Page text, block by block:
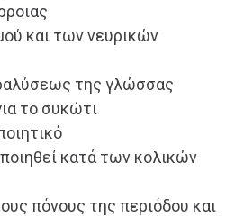
και των νευρικών
της γλώσσας
το συκώτι
κατά των κολικών
πόνους της περιόδου και